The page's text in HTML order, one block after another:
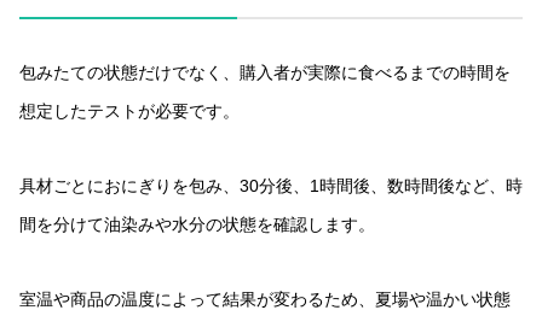
包みたての状態だけでなく、購入者が実際に食べるまでの時間を
想定したテストが必要です。
具材ごとにおにぎりを包み、30分後、1時間後、数時間後など、時
間を分けて油染みや水分の状態を確認します。
室温や商品の温度によって結果が変わるため、夏場や温かい状態